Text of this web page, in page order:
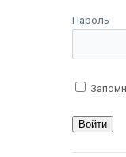
Пароль